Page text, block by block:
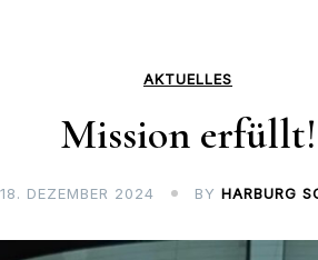
AKTUELLES
Mission erfüllt!
18. DEZEMBER 2024 BY HARBURG